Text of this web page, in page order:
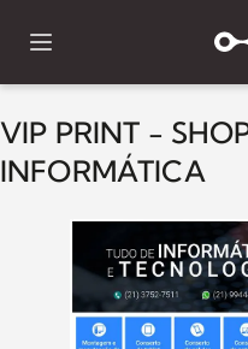
VIP PRINT -
INFORMÁTICA